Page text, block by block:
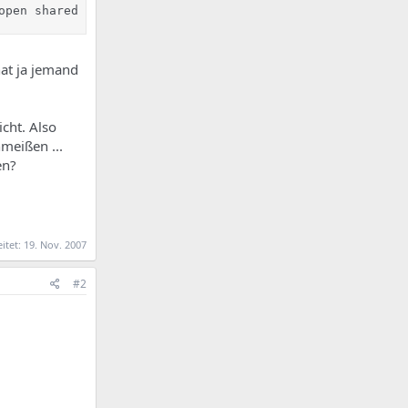
shared object file: No such file or directory
ja jemand
Also
...
19. Nov. 2007
#2